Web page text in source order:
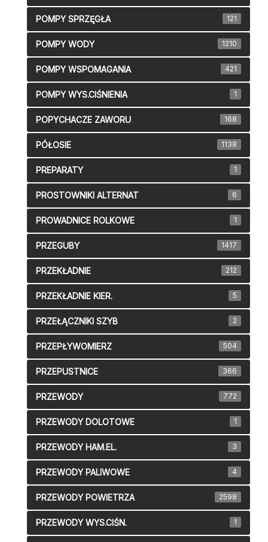
POMPY SPRZĘGŁA 121
POMPY WODY 1210
POMPY WSPOMAGANIA 421
POMPY WYS.CIŚNIENIA 1
POPYCHACZE ZAWORU 168
PÓŁOSIE 1138
PREPARATY 1
PROSTOWNIKI ALTERNAT 6
PROWADNICE ROLKOWE 1
PRZEGUBY 1417
PRZEKŁADNIE 212
PRZEKŁADNIE KIER. 5
PRZEŁĄCZNIKI SZYB 2
PRZEPŁYWOMIERZ 504
PRZEPUSTNICE 366
PRZEWODY 772
PRZEWODY DOLOTOWE 1
PRZEWODY HAM.EL. 3
PRZEWODY PALIWOWE 4
PRZEWODY POWIETRZA 2598
PRZEWODY WYS.CIŚN. 1